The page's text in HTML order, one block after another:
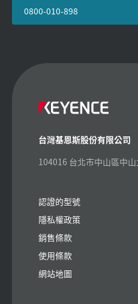
0800-010-898
台灣基恩斯股份有限公司
104016 台北市中山區中
認證的型號
隱私權政策
銷售條款
使用條款
網站地圖